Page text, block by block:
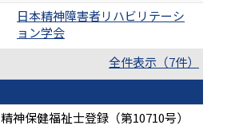
日本精神障害者リハビリテーシ
ョン学会
全件表示（7件）
精神保健福祉士登録（第10710号）